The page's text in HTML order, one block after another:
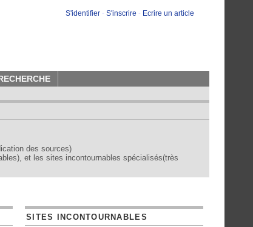
S'identifier - S'inscrire - Ecrire un article
des sources)
et les sites incontournables spécialisés(très
SITES INCONTOURNABLES